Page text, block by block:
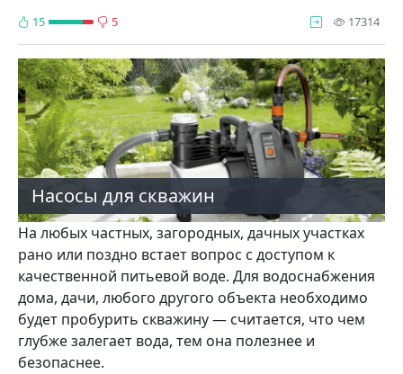
15 5 17314
Насосы для скважин
На любых частных, загородных, дачных участках
рано или поздно встает вопрос с доступом к
качественной питьевой воде. Для водоснабжения
дома, дачи, любого другого объекта необходимо
будет пробурить скважину — считается, что чем
глубже залегает вода, тем она полезнее и
безопаснее.